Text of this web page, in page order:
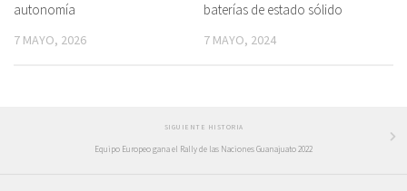
autonomía
7 MAYO, 2026
baterías de estado sólido
7 MAYO, 2024
SIGUIENTE HISTORIA
Equipo Europeo gana el Rally de las Naciones Guanajuato 2022